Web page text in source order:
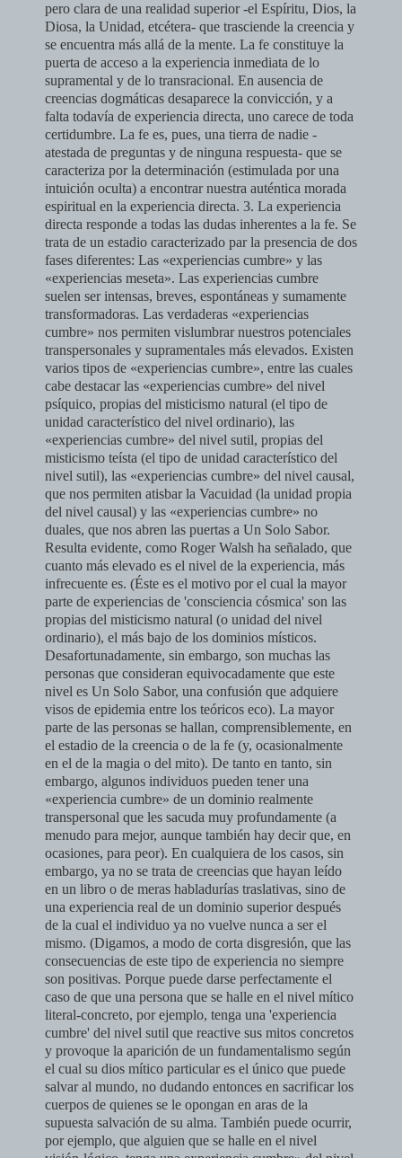
pero clara de una realidad superior -el Espíritu, Dios, la
Diosa, la Unidad, etcétera- que trasciende la creen­cia y
se encuentra más allá de la mente. La fe constituye la
puerta de acce­so a la experiencia inmediata de lo
supramental y de lo transracional. En ausencia de
creencias dogmáticas desaparece la convicción, y a
falta toda­vía de experiencia directa, uno carece de toda
certidumbre. La fe es, pues, una tierra de nadie -
atestada de preguntas y de ninguna respuesta- que se
caracteriza por la determinación (estimulada por una
intuición oculta) a en­contrar nuestra auténtica morada
espiritual en la experiencia directa. 3. La experiencia
directa responde a todas las dudas inherentes a la fe. Se
trata de un estadio caracterizado par la presencia de dos
fases diferen­tes: Las «experiencias cumbre» y las
«experiencias meseta». Las experiencias cumbre
suelen ser intensas, breves, espontáneas y su­mamente
transformadoras. Las verdaderas «experiencias
cumbre» nos per­miten vislumbrar nuestros potenciales
transpersonales y supramentales más elevados. Existen
varios tipos de «experiencias cumbre», entre las cuales
cabe destacar las «experiencias cumbre» del nivel
psíquico, propias del misticismo natural (el tipo de
unidad característico del nivel ordinario), las
«experiencias cumbre» del nivel sutil, propias del
misticismo teísta (el tipo de unidad característico del
nivel sutil), las «experiencias cumbre» del nivel causal,
que nos permiten atisbar la Vacuidad (la unidad propia
del ni­vel causal) y las «experiencias cumbre» no
duales, que nos abren las puertas a Un Solo Sabor.
Resulta evidente, como Roger Walsh ha señalado, que
cuanto más elevado es el nivel de la experiencia, más
infrecuente es. (Éste es el motivo por el cual la mayor
parte de experiencias de 'consciencia cósmica' son las
propias del misticismo natural (o unidad del nivel
ordinario), el más bajo de los dominios místicos.
Desafortunadamente, sin embargo, son muchas las
personas que consideran equivocadamente que este
nivel es Un Solo Sabor, una confusión que adquiere
visos de epidemia entre los teóricos eco). La mayor
parte de las personas se hallan, comprensiblemente, en
el estadio de la creencia o de la fe (y, ocasionalmente
en el de la magia o del mito). De tanto en tanto, sin
embargo, algunos individuos pueden tener una
«experiencia cumbre» de un dominio realmente
transpersonal que les sacuda muy profundamente (a
menudo para mejor, aunque también hay decir que, en
ocasiones, para peor). En cualquiera de los casos, sin
embargo, ya no se trata de creencias que hayan leído
en un libro o de meras habladurías traslativas, sino de
una experiencia real de un dominio superior después
de la cual el individuo ya no vuelve nunca a ser el
mismo. (Digamos, a modo de corta disgresión, que las
consecuencias de este tipo de experiencia no siempre
son positivas. Porque puede darse perfectamente el
caso de que una persona que se halle en el nivel mítico
literal-concreto, por ejemplo, tenga una 'experiencia
cumbre' del nivel sutil que reactive sus mitos concretos
y provoque la aparición de un fundamentalismo según
el cual su dios mítico particular es el único que puede
salvar al mundo, no dudando entonces en sacrificar los
cuerpos de quienes se le opongan en aras de la
supuesta salvación de su alma. También puede ocurrir,
por ejemplo, que alguien que se halle en el nivel